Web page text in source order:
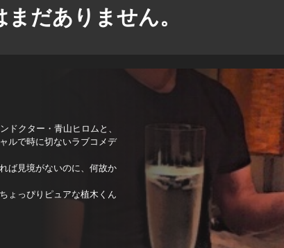
だありません。
クター・青山ヒロムと、
ルで時に切ないラブコメデ
ば見境がないのに、何故か
ょっぴりピュアな植木くん